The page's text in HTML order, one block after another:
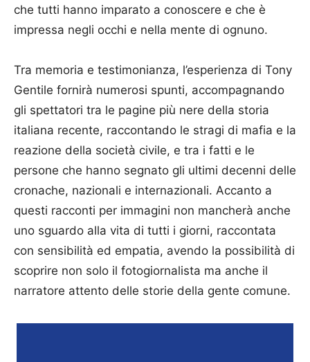
che tutti hanno imparato a conoscere e che è
impressa negli occhi e nella mente di ognuno.
Tra memoria e testimonianza, l’esperienza di Tony
Gentile fornirà numerosi spunti, accompagnando
gli spettatori tra le pagine più nere della storia
italiana recente, raccontando le stragi di mafia e la
reazione della società civile, e tra i fatti e le
persone che hanno segnato gli ultimi decenni delle
cronache, nazionali e internazionali. Accanto a
questi racconti per immagini non mancherà anche
uno sguardo alla vita di tutti i giorni, raccontata
con sensibilità ed empatia, avendo la possibilità di
scoprire non solo il fotogiornalista ma anche il
narratore attento delle storie della gente comune.